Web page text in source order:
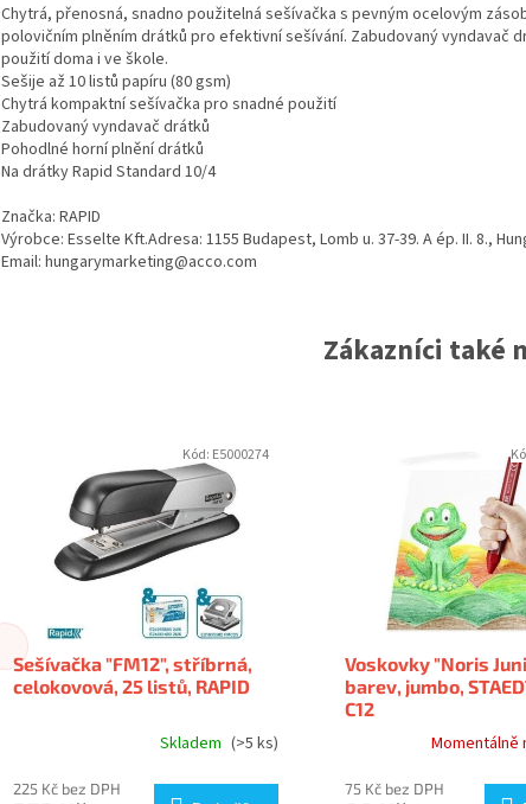
Chytrá, přenosná, snadno použitelná sešívačka s pevným ocelovým
polovičním plněním drátků pro efektivní sešívání. Zabudovaný vyndavač
použití doma i ve škole.
Sešije až 10 listů papíru (80 gsm)
Chytrá kompaktní sešívačka pro snadné použití
Zabudovaný vyndavač drátků
Pohodlné horní plnění drátků
Na drátky Rapid Standard 10/4
Značka: RAPID
Výrobce: Esselte Kft.Adresa: 1155 Budapest, Lomb u. 37-39. A ép. II. 8.,
Email: hungarymarketing@acco.com
Zákazníci také
Sešívačka "FM12", stříbrná,
celokovová, 25 listů, RAPID
Skladem (>5 ks)
225 Kč bez DPH
Kód: E5000274
Voskovky "Noris
barev, jumbo,
C12
Momentálně
75 Kč bez DPH